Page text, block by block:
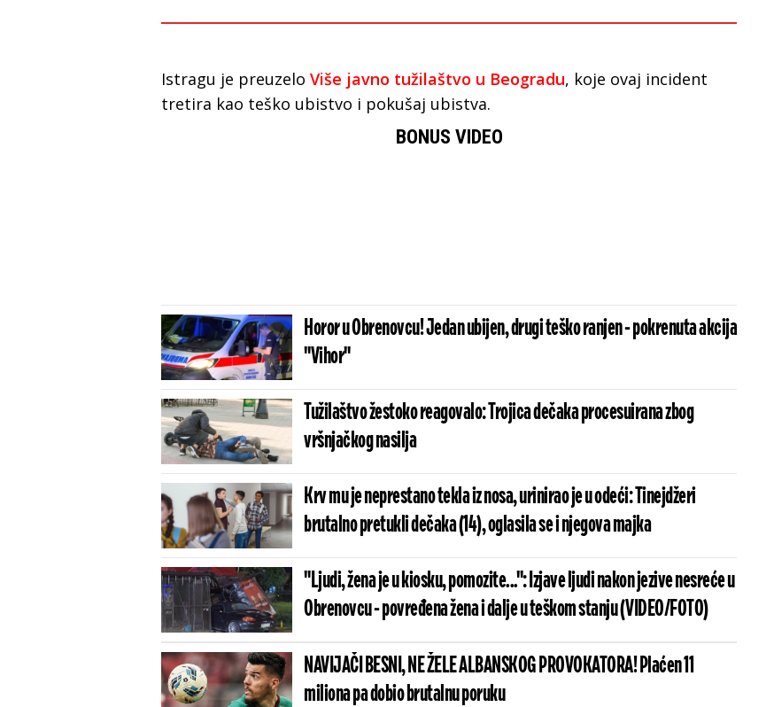
Istragu je preuzelo Više javno tužilaštvo u Beogradu, koje ovaj incident
tretira kao teško ubistvo i pokušaj ubistva.
BONUS VIDEO
Horor u Obrenovcu! Jedan ubijen, drugi teško ranjen - pokrenuta akcija
"Vihor"
Tužilaštvo žestoko reagovalo: Trojica dečaka procesuirana zbog
vršnjačkog nasilja
Krv mu je neprestano tekla iz nosa, urinirao je u odeći: Tinejdžeri
brutalno pretukli dečaka (14), oglasila se i njegova majka
"Ljudi, žena je u kiosku, pomozite...": Izjave ljudi nakon jezive nesreće u
Obrenovcu - povređena žena i dalje u teškom stanju (VIDEO/FOTO)
NAVIJAČI BESNI, NE ŽELE ALBANSKOG PROVOKATORA! Plaćen 11
miliona pa dobio brutalnu poruku